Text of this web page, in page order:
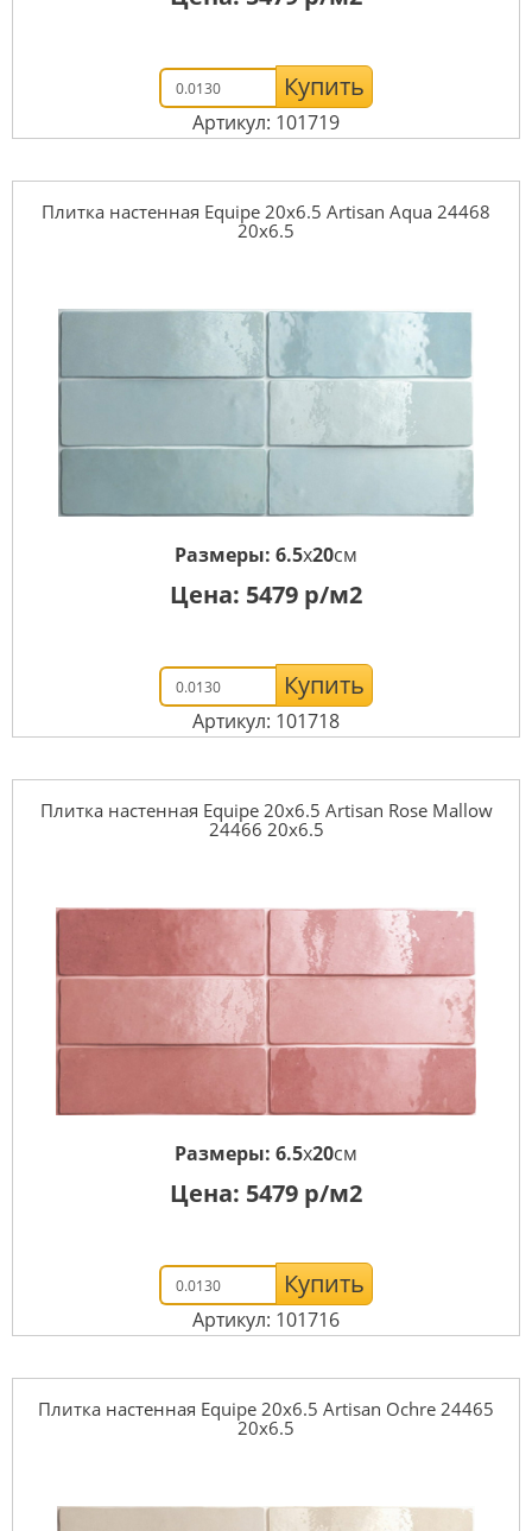
Купить
Артикул: 101719
Плитка настенная Equipe 20x6.5 Artisan Aqua 24468
20x6.5
Размеры: 6.5x20см
Цена: 5479 р/м2
Купить
Артикул: 101718
Плитка настенная Equipe 20x6.5 Artisan Rose Mallow
24466 20x6.5
Размеры: 6.5x20см
Цена: 5479 р/м2
Купить
Артикул: 101716
Плитка настенная Equipe 20x6.5 Artisan Ochre 24465
20x6.5